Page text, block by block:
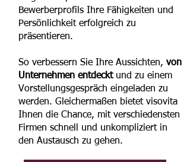
Bewerberprofils Ihre Fähigkeiten und
Persönlichkeit erfolgreich zu
präsentieren.
So verbessern Sie Ihre Aussichten, von
Unternehmen entdecktund zu einem
Vorstellungsgespräch eingeladen zu
werden. Gleichermaßen bietet visovita
Ihnen die Chance, mit verschiedensten
Firmen schnell und unkompliziert in
den Austausch zu gehen.